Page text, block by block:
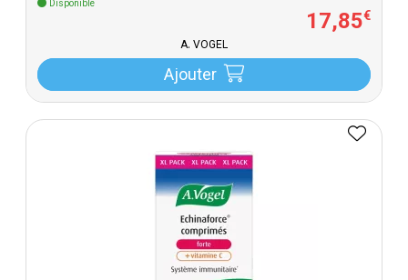
Disponible
17,85€
A. VOGEL
Ajouter